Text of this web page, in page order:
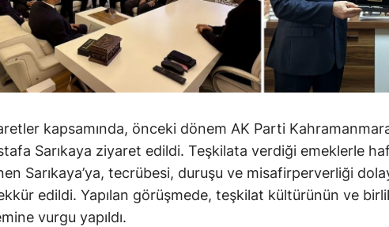
kapsamında, önceki dönem AK Parti
Sarıkaya ziyaret edildi. Teşkilata verdiği emeklerle
Sarıkaya’ya, tecrübesi, duruşu ve misafirperverliği
edildi. Yapılan görüşmede, teşkilat kültürünün ve
vurgu yapıldı.